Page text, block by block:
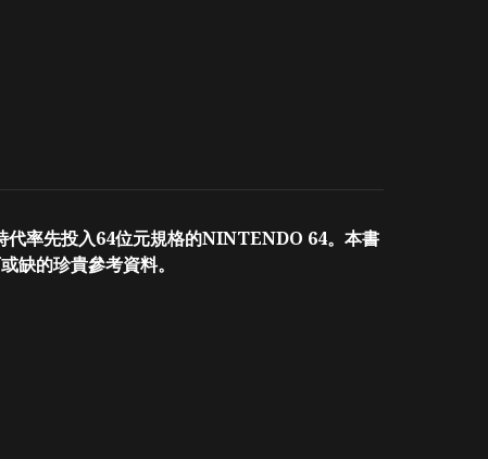
代率先投入64位元規格的NINTENDO 64。本書
缺的珍貴參考資料。